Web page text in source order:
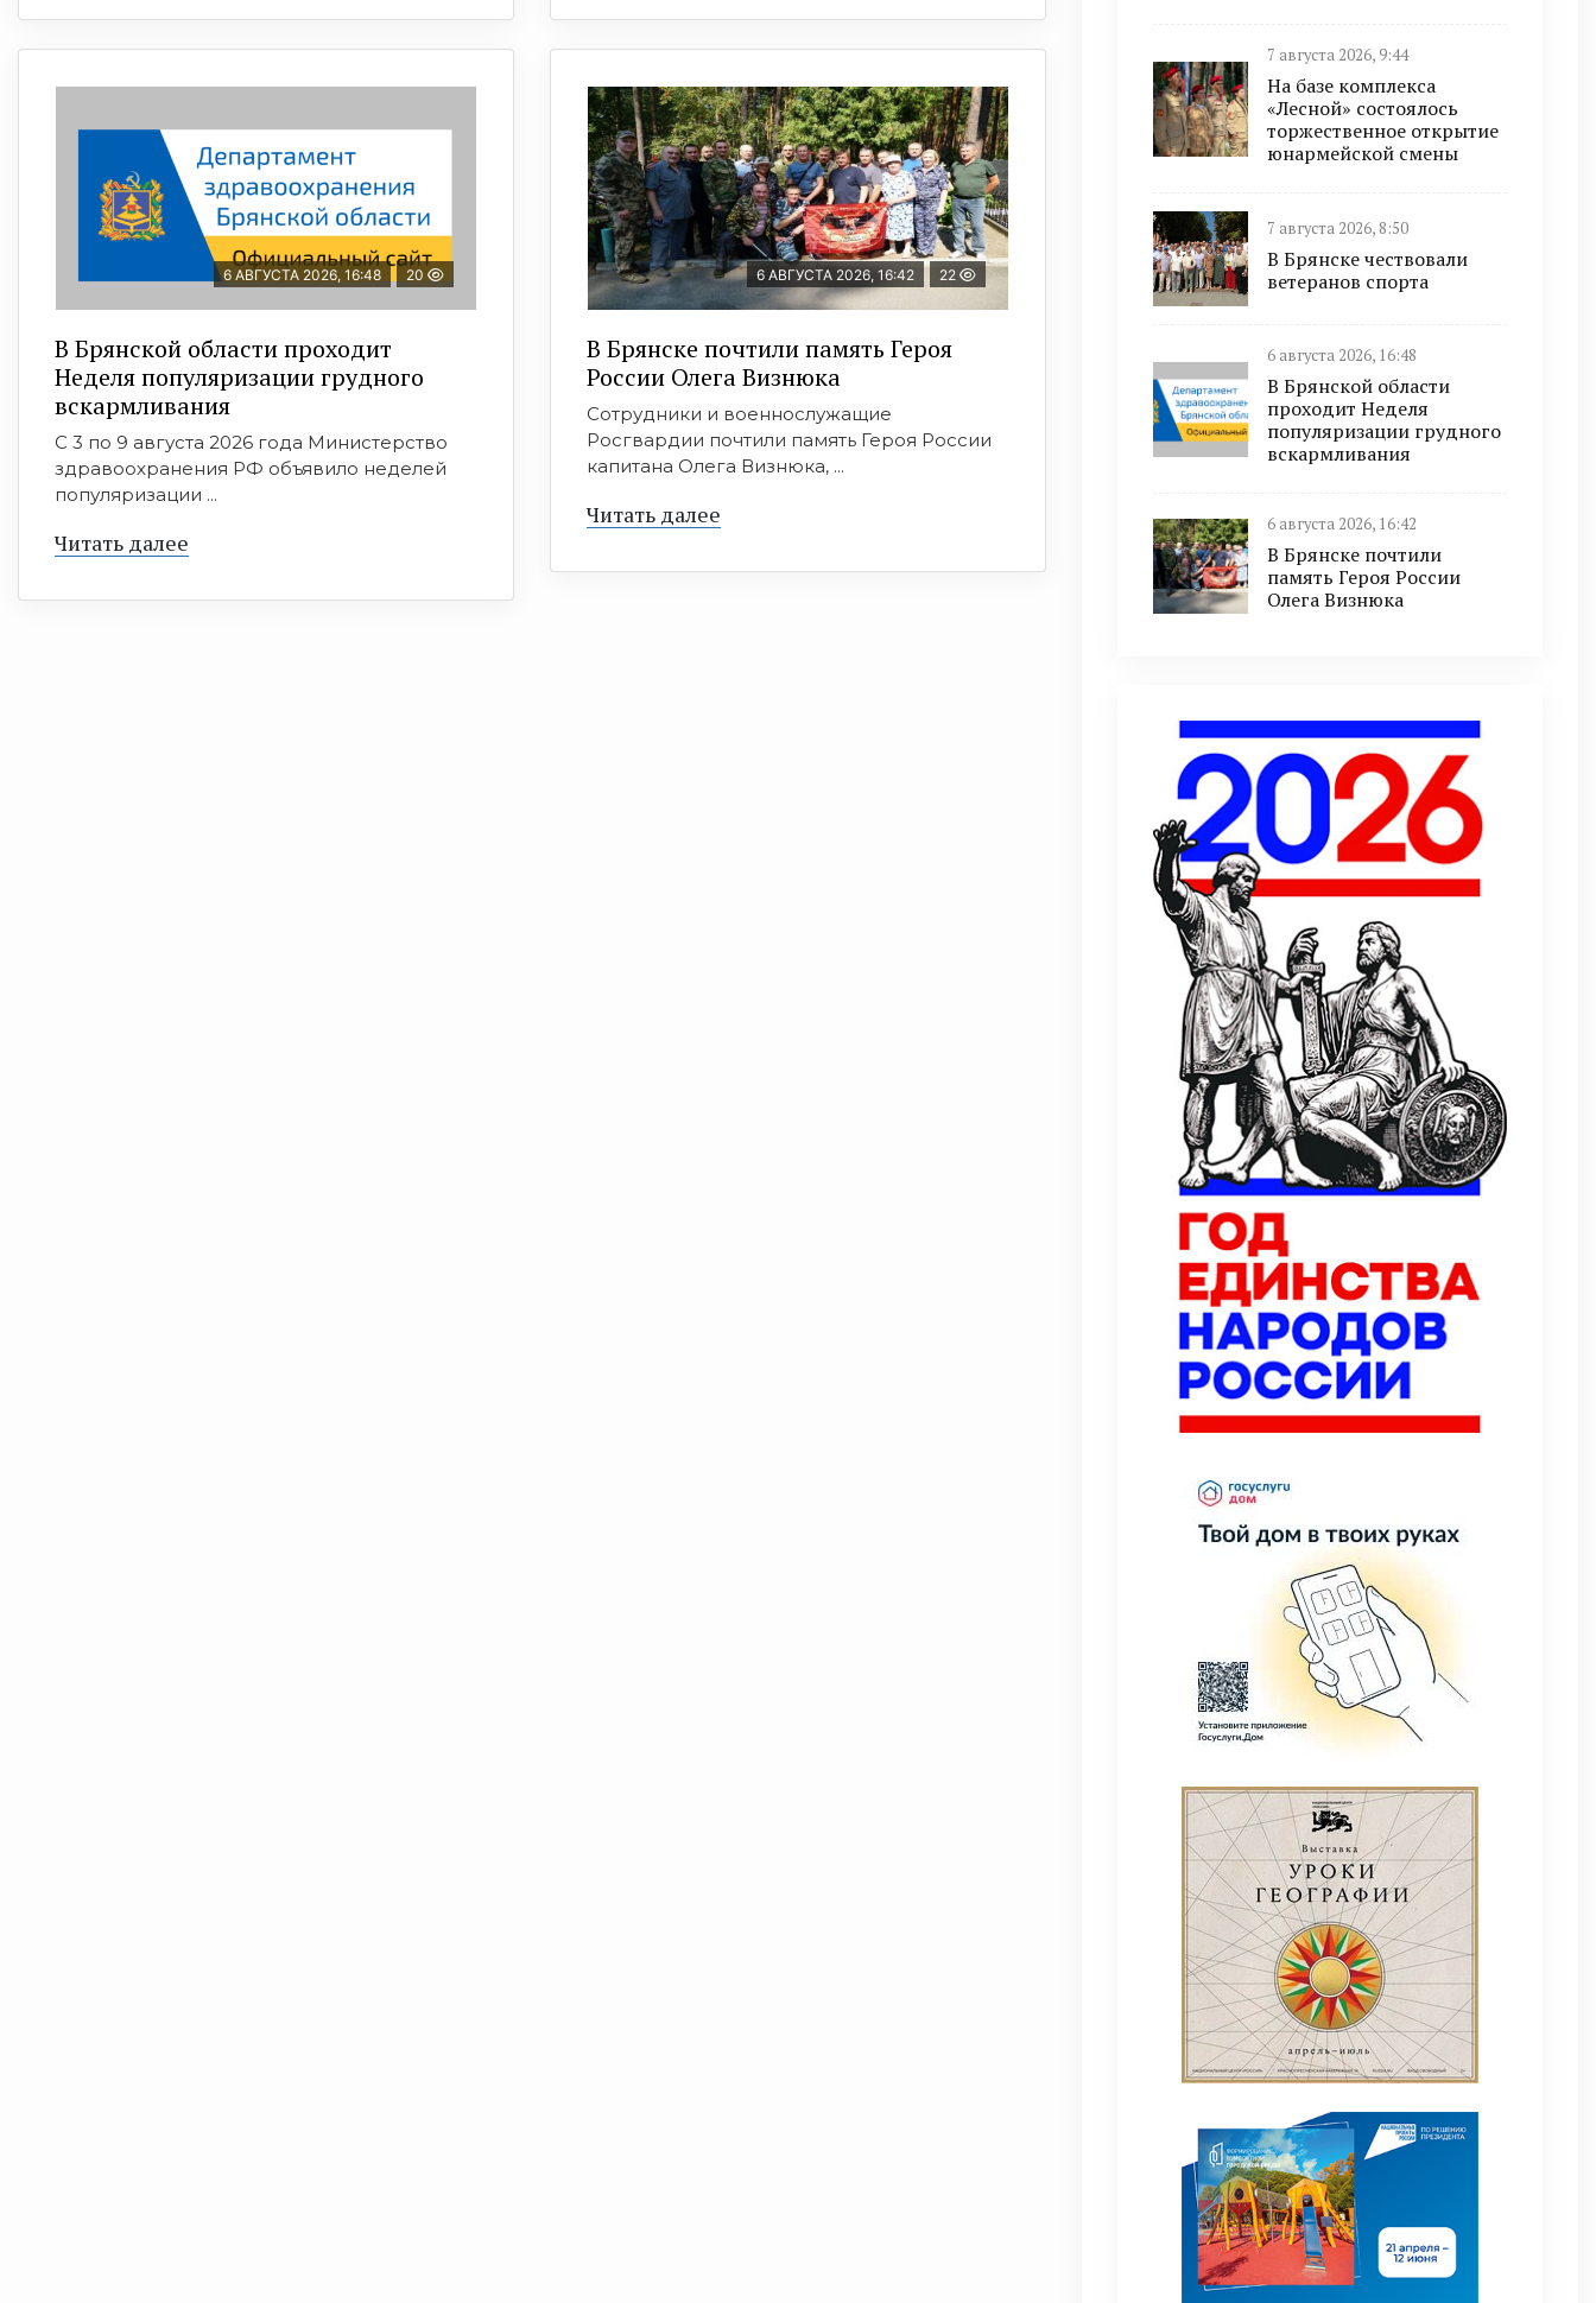
6 АВГУСТА 2026, 16:48 20
В Брянской области проходит
Неделя популяризации грудного
вскармливания
С 3 по 9 августа 2026 года Министерство
здравоохранения РФ объявило неделей
популяризации ...
Читать далее
6 АВГУСТА 2026, 16:42 22
В Брянске почтили память Героя
России Олега Визнюка
Сотрудники и военнослужащие
Росгвардии почтили память Героя России
капитана Олега Визнюка, ...
Читать далее
7 августа 2026, 9:44
На базе комплекса
«Лесной» состоялось
торжественное открытие
юнармейской смены
7 августа 2026, 8:50
В Брянске чествовали
ветеранов спорта
6 августа 2026, 16:48
В Брянской области
проходит Неделя
популяризации грудного
вскармливания
6 августа 2026, 16:42
В Брянске почтили
память Героя России
Олега Визнюка